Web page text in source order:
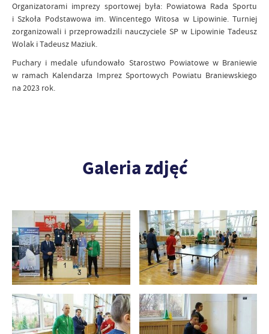
Organizatorami imprezy sportowej była: Powiatowa Rada Sportu
i Szkoła Podstawowa im. Wincentego Witosa w Lipowinie. Turniej
zorganizowali i przeprowadzili nauczyciele SP w Lipowinie Tadeusz
Wolak i Tadeusz Maziuk.
Puchary i medale ufundowało Starostwo Powiatowe w Braniewie
w ramach Kalendarza Imprez Sportowych Powiatu Braniewskiego
na 2023 rok.
Galeria zdjęć